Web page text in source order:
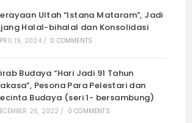
Ultah “Istana Mataram”, Jadi
Halal-bihalal dan Konsolidasi
19, 2024 / 0 COMMENTS
Budaya “Hari Jadi 91 Tahun
Pesona Para Pelestari dan
Budaya (seri 1- bersambung)
26, 2022 / 0 COMMENTS